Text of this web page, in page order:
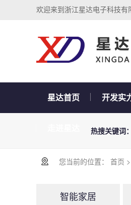
欢迎来到浙江星达电子科技有
星达首页 开发实
热搜关键词：
您当前的位置： 首页 >
智能家居